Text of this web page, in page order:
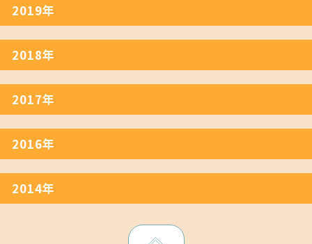
2019年
2018年
2017年
2016年
2014年